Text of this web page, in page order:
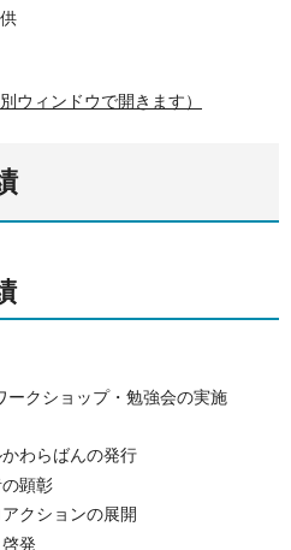
ウィンドウで開きます）
ークショップ・勉強会の実施
かわらばんの発行
の顕彰
クションの展開
発